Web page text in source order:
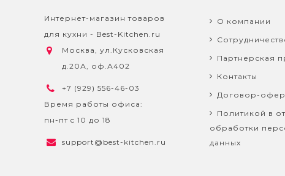
Интернет-магазин товаров
для кухни - Best-Kitchen.ru
Москва, ул.Кусковская
д.20А, оф.А402
+7 (929) 556-46-03
Время работы офиса:
пн-пт c 10 до 18
support@best-kitchen.ru
О компании
Партнерская
Контакты
Договор-
Политикой в
обработки
данных